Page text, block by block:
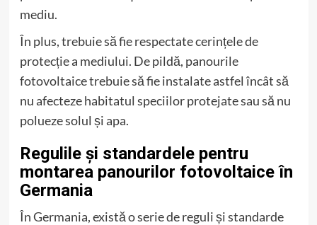
mediu.
În plus, trebuie să fie respectate cerințele de
protecție a mediului. De pildă, panourile
fotovoltaice trebuie să fie instalate astfel încât să
nu afecteze habitatul speciilor protejate sau să nu
polueze solul și apa.
Regulile și standardele pentru
montarea panourilor fotovoltaice în
Germania
În Germania, există o serie de reguli și standarde